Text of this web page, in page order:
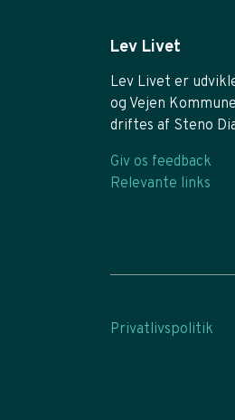
Lev Livet
Lev Livet er
og Vejen
driftes af Steno
Giv os feedback
Relevante links
Privatlivspolitik